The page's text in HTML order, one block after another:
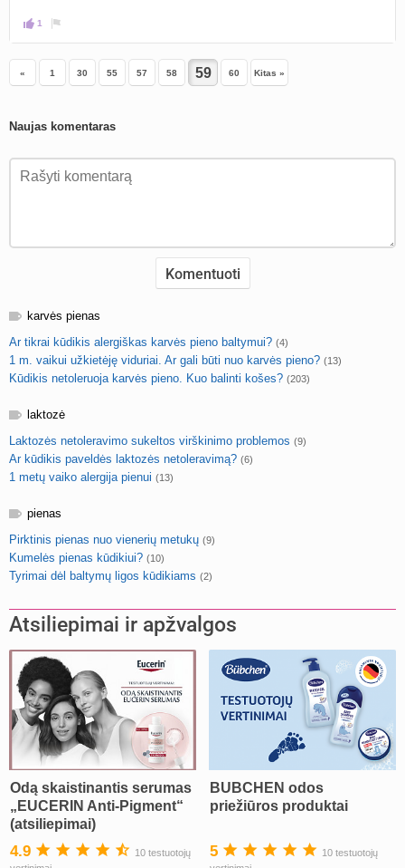
1
« 1 30 55 57 58 60 Kitas »
Naujas komentaras
karvės pienas
Ar tikrai kūdikis alergiškas karvės pieno baltymui? (4)
1 m. vaikui užkietėję viduriai. Ar gali būti nuo karvės pieno? (13)
Kūdikis netoleruoja karvės pieno. Kuo balinti košes? (203)
laktozė
Laktozės netoleravimo sukeltos virškinimo problemos (9)
Ar kūdikis paveldės laktozės netoleravimą? (6)
1 metų vaiko alergija pienui (13)
pienas
Pirktinis pienas nuo vienerių metukų (9)
Kumelės pienas kūdikiui? (10)
Tyrimai dėl baltymų ligos kūdikiams (2)
Atsiliepimai ir apžvalgos
Odą skaistinantis serumas
„EUCERIN Anti-Pigment“
(atsiliepimai)
4.9
10 testuotojų
BUBCHEN odos
priežiūros produktai
5
10 testuotojų